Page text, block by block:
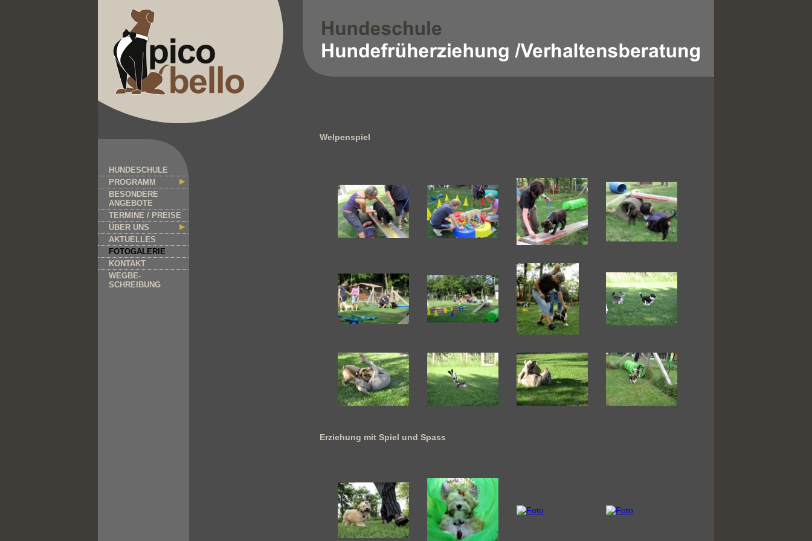
HUNDESCHULE
PROGRAMM
BESONDERE
ANGEBOTE
TERMINE / PREISE
ÜBER UNS
AKTUELLES
FOTOGALERIE
KONTAKT
WEGBE-
SCHREIBUNG
Welpenspiel
Erziehung mit Spiel und Spass